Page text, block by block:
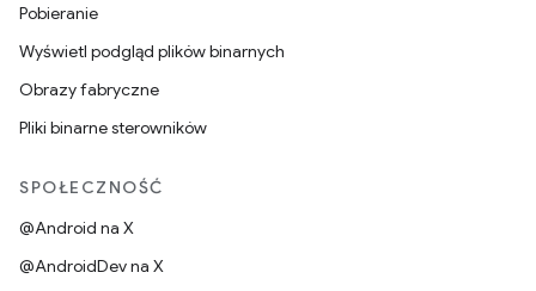
Pobieranie
Wyświetl podgląd plików binarnych
Obrazy fabryczne
Pliki binarne sterowników
SPOŁECZNOŚĆ
@Android na X
@AndroidDev na X